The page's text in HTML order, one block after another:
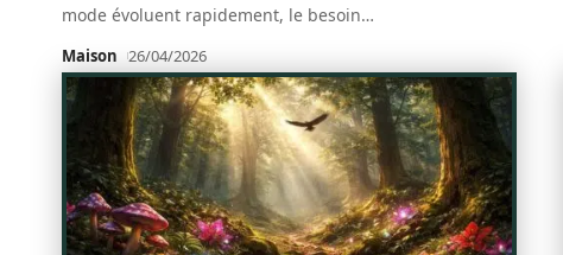
mode évoluent rapidement, le besoin…
Maison 26/04/2026